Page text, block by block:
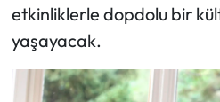
etkinliklerle dopdolu bir
yaşayacak.